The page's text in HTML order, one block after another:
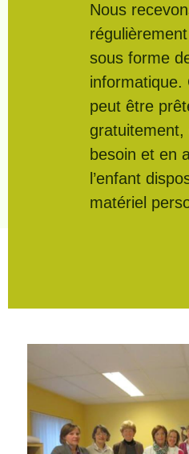
Nous
sous forme
informatique.
peut être
gratuitement,
besoin et en
l’enfant
matériel